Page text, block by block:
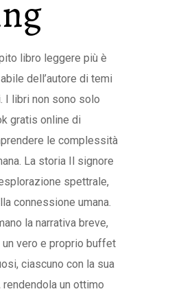
libro leggere più è
dell’autore di temi
I libri non sono solo
gratis online di
le complessità
La storia Il signore
spettrale,
connessione umana.
la narrativa breve,
vero e proprio buffet
ciascuno con la sua
un ottimo